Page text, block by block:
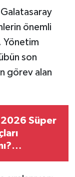
önemli
Yönetim
son
görev alan
Süper